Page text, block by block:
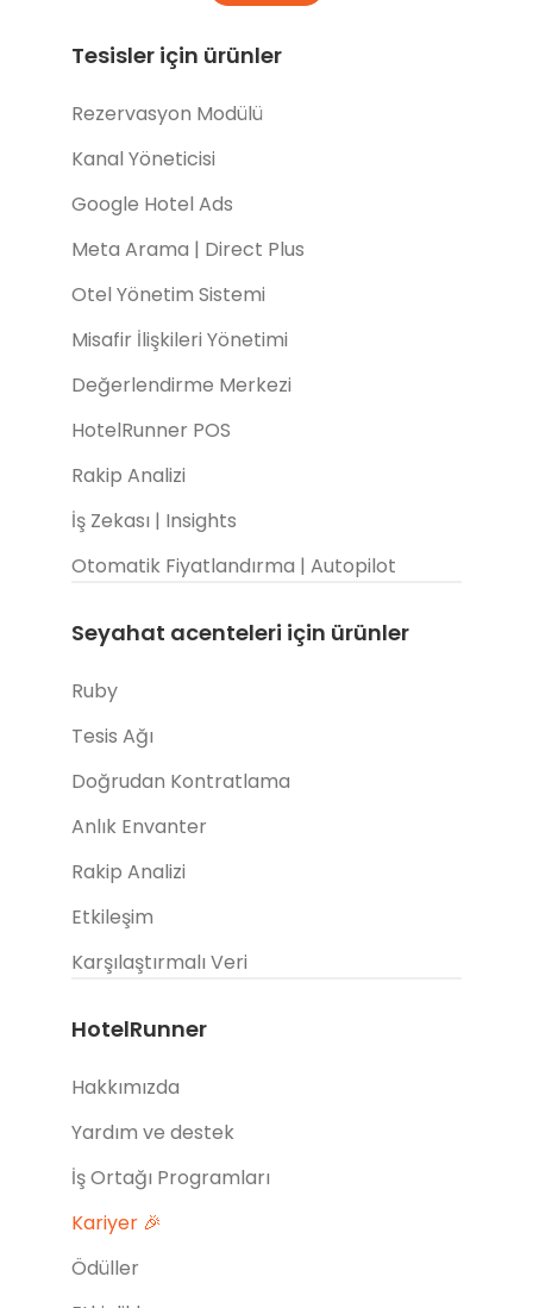
Tesisler için ürünler
Rezervasyon Modülü
Kanal Yöneticisi
Google Hotel Ads
Meta Arama | Direct Plus
Otel Yönetim Sistemi
Misafir İlişkileri Yönetimi
Değerlendirme Merkezi
HotelRunner POS
Rakip Analizi
İş Zekası | Insights
Otomatik Fiyatlandırma | Autopilot
Seyahat acenteleri için ürünler
Ruby
Tesis Ağı
Doğrudan Kontratlama
Anlık Envanter
Rakip Analizi
Etkileşim
Karşılaştırmalı Veri
HotelRunner
Hakkımızda
Yardım ve destek
İş Ortağı Programları
Kariyer 🎉
Ödüller